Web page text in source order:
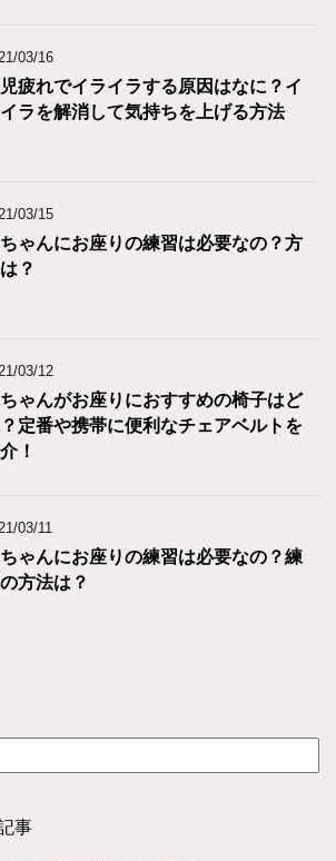
03/16
疲れでイライラする原因はなに？イ
ラを解消して気持ちを上げる方法
03/15
ゃんにお座りの練習は必要なの？方
？
03/12
ゃんがお座りにおすすめの椅子はど
定番や携帯に便利なチェアベルトを
！
03/11
ゃんにお座りの練習は必要なの？練
方法は？
事